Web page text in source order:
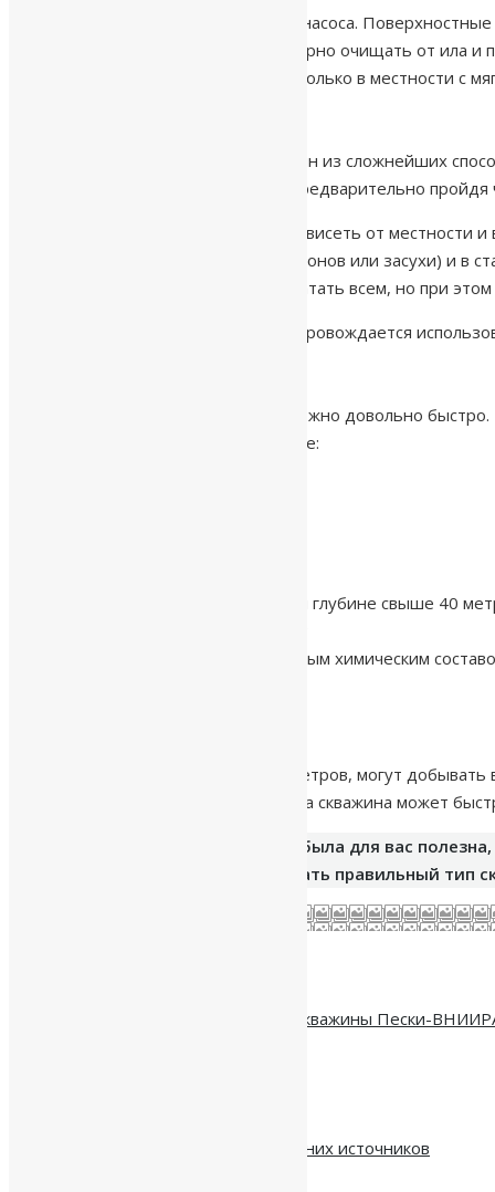
Вода подается при помощи насоса.
трубу колодца нужно регулярно очищать от ила и
монтаж колодца возможен только в местности с
— это один из сложнейших
воды подпитывается удаленно, предварительно
Глубина такой скважины может зависеть от
качестве воды (независимо от сезонов или засухи) и
нескольких семей: воды будет хватать всем, но при
Большой список преимуществ сопровождается
можно довольно
делятся на два подвида по глубине:
Стабильный поток воды (при глубине свыше 40
вода добывается с допустимым химическим
скважины, глубиной до 40 метров, могут
в зависимости от видов песка скважина может
Надеемся, что эта статья была для вас
команда поможет подобрать правильный тип
Водоразборный узел и бурение скважины Пески-
Расстояние от скважины до соседних источников